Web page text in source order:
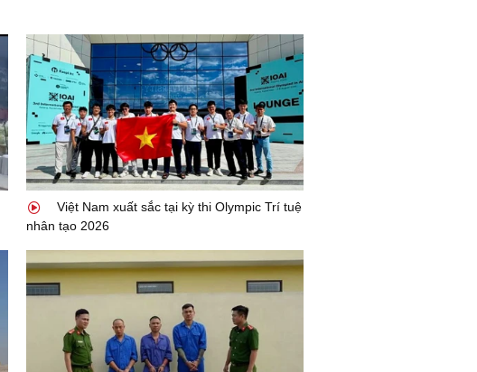
Việt Nam xuất sắc tại kỳ thi Olympic Trí tuệ
nhân tạo 2026